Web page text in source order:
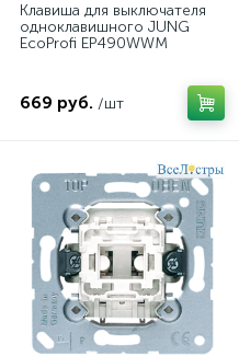
Клавиша для выключателя
одноклавишного JUNG
EcoProfi EP490WWM
669 руб. /шт